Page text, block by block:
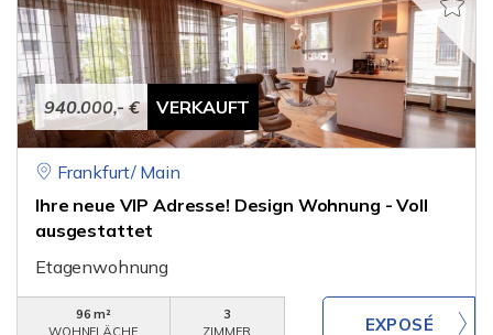
940.000,- € VERKAUFT
Frankfurt/ Main
Ihre neue VIP Adresse! Design Wohnung - Voll
ausgestattet
Etagenwohnung
96 m²
WOHNFLÄCHE
3
ZIMMER